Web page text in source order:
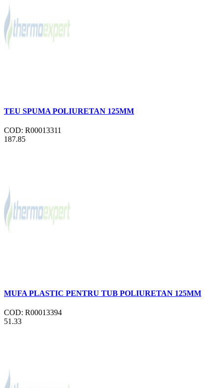
TEU SPUMA POLIURETAN 125MM
COD: R00013311
187.85
MUFA PLASTIC PENTRU TUB POLIURETAN 125MM
COD: R00013394
51.33